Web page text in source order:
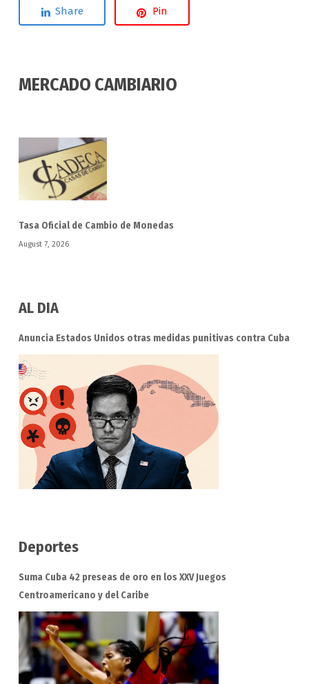
Share Pin
MERCADO CAMBIARIO
Tasa Oficial de Cambio de Monedas
August 7, 2026
AL DIA
Anuncia Estados Unidos otras medidas punitivas contra Cuba
Deportes
Suma Cuba 42 preseas de oro en los XXV Juegos
Centroamericano y del Caribe